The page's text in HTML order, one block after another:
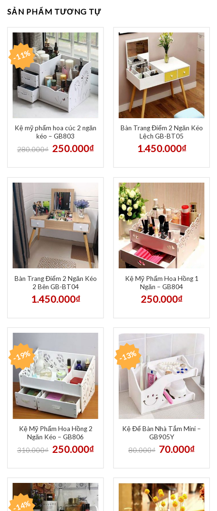
SẢN PHẨM TƯƠNG TỰ
-11%
Kệ mỹ phẩm hoa cúc 2 ngăn
kéo – GB803
280.000₫ 250.000₫
Bàn Trang Điểm 2 Ngăn Kéo
Lệch GB-BT05
1.450.000₫
Bàn Trang Điểm 2 Ngăn Kéo
2 Bên GB-BT04
1.450.000₫
Kệ Mỹ Phẩm Hoa Hồng 1
Ngăn – GB804
250.000₫
-19%
Kệ Mỹ Phẩm Hoa Hồng 2
Ngăn Kéo – GB806
310.000₫ 250.000₫
-13%
Kệ Để Bàn Nhà Tắm Mini –
GB905Y
80.000₫ 70.000₫
-14%